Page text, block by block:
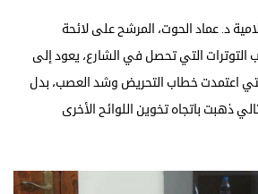
د. عماد الحوت، المرشح على لائحة
التوترات التي تحصل في الشارع، يعود إلى
اعتمدت خطاب التحريض وشد العصب، بدل
ذهبت باتجاه تخوين اللوائح الأخرى